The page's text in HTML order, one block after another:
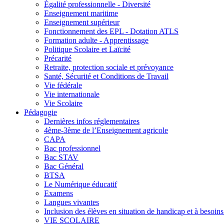
Égalité professionnelle - Diversité
Enseignement maritime
Enseignement supérieur
Fonctionnement des EPL - Dotation ATLS
Formation adulte - Apprentissage
Politique Scolaire et Laïcité
Précarité
Retraite, protection sociale et prévoyance
Santé, Sécurité et Conditions de Travail
Vie fédérale
Vie internationale
Vie Scolaire
Pédagogie
Dernières infos réglementaires
4ème-3ème de l’Enseignement agricole
CAPA
Bac professionnel
Bac STAV
Bac Général
BTSA
Le Numérique éducatif
Examens
Langues vivantes
Inclusion des élèves en situation de handicap et à
VIE SCOLAIRE